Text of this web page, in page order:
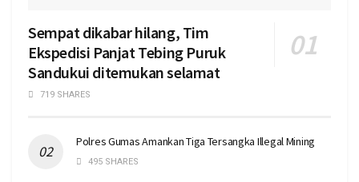
Sempat dikabar hilang, Tim
Ekspedisi Panjat Tebing Puruk
Sandukui ditemukan selamat
719 SHARES
Polres Gumas Amankan Tiga Tersangka Illegal Mining
495 SHARES